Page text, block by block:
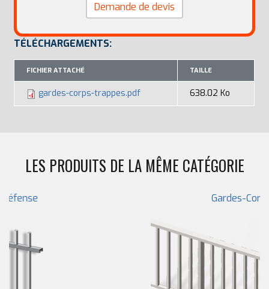
Demande de devis
TÉLÉCHARGEMENTS:
FICHIER ATTACHÉ TAILLE
gardes-corps-trappes.pdf 638.02 Ko
LES PRODUITS DE LA MÊME CATÉGORIE